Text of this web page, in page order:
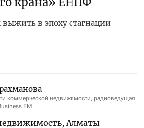
в эпоху стагнации
коммерческой недвижимости, радиоведущая
FM